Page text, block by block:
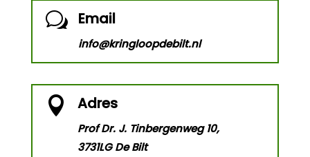
w Email
info@kringloopdebilt.nl
 Adres
Prof Dr. J. Tinbergenweg 10,
3731LG De Bilt